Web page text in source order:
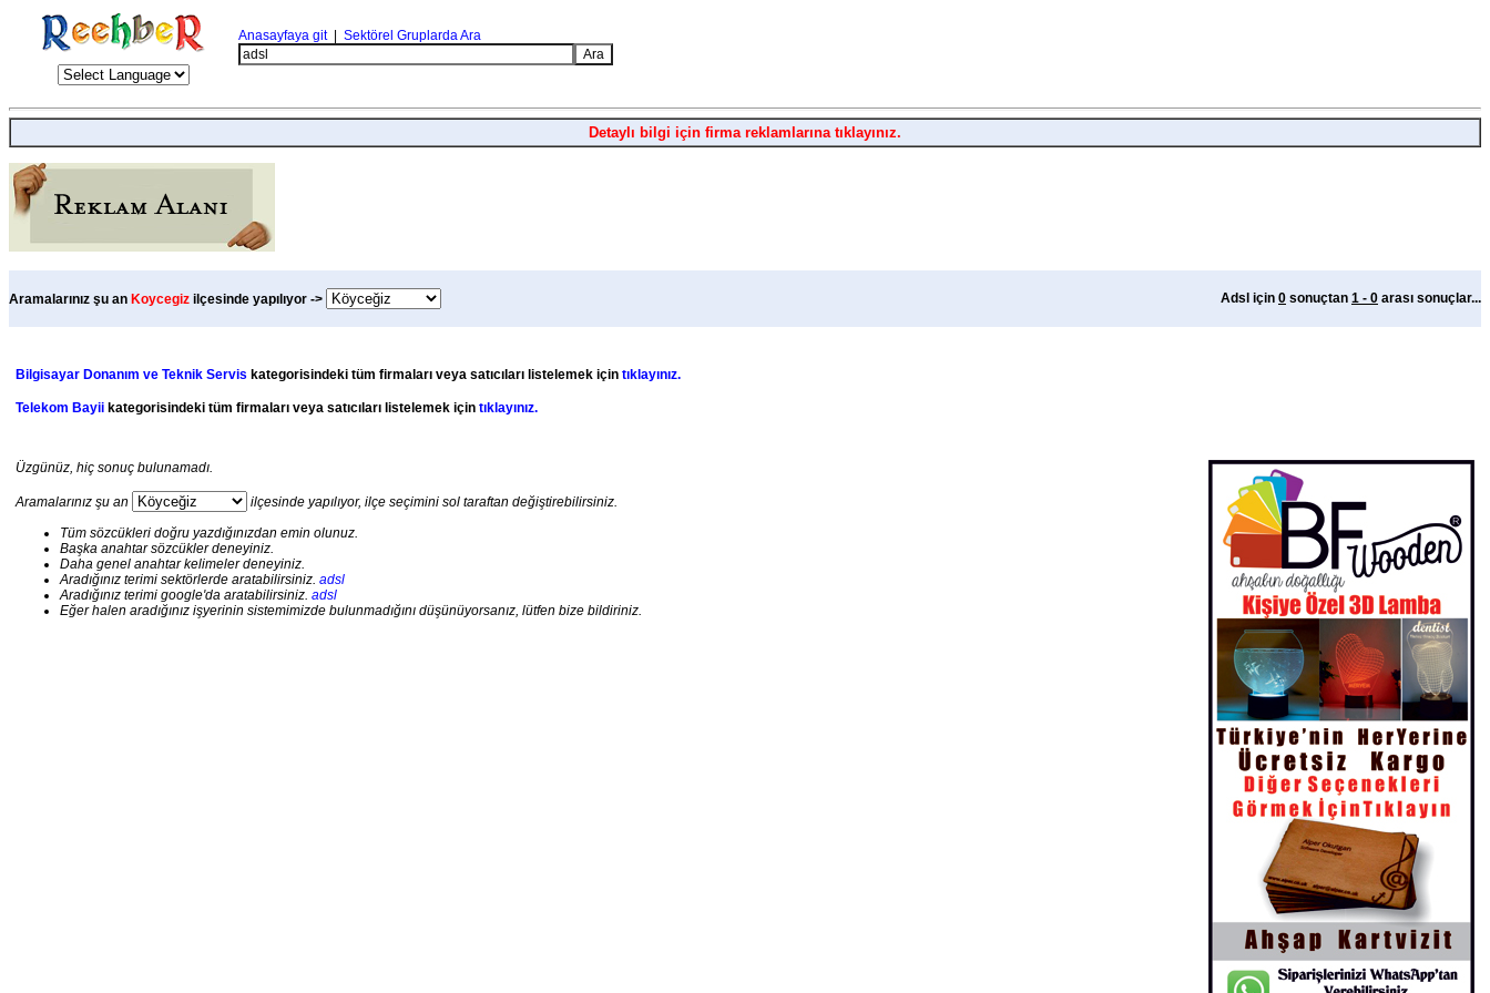
Anasayfaya git| Sektörel Gruplarda Ara
Detaylı bilgi için firma reklamlarına tıklayınız.
Aramalarınız şu an Koycegiz ilçesinde yapılıyor -> Adsl için 0 sonuçtan 1 - 0 arası sonuçlar...
Bilgisayar Donanım ve Teknik Servis kategorisindeki tüm firmaları veya satıcıları listelemek için tıklayınız.
Telekom Bayii kategorisindeki tüm firmaları veya satıcıları listelemek için tıklayınız.
Üzgünüz, hiç sonuç bulunamadı.
Aramalarınız şu an
ilçesinde yapılıyor, ilçe seçimini sol taraftan değiştirebilirsiniz.
Tüm sözcükleri doğru yazdığınızdan emin olunuz.
Başka anahtar sözcükler deneyiniz.
Daha genel anahtar kelimeler deneyiniz.
Aradığınız terimi sektörlerde aratabilirsiniz. adsl
Aradığınız terimi google'da aratabilirsiniz. adsl
Eğer halen aradığınız işyerinin sistemimizde bulunmadığını düşünüyorsanız, lütfen bize bildiriniz.